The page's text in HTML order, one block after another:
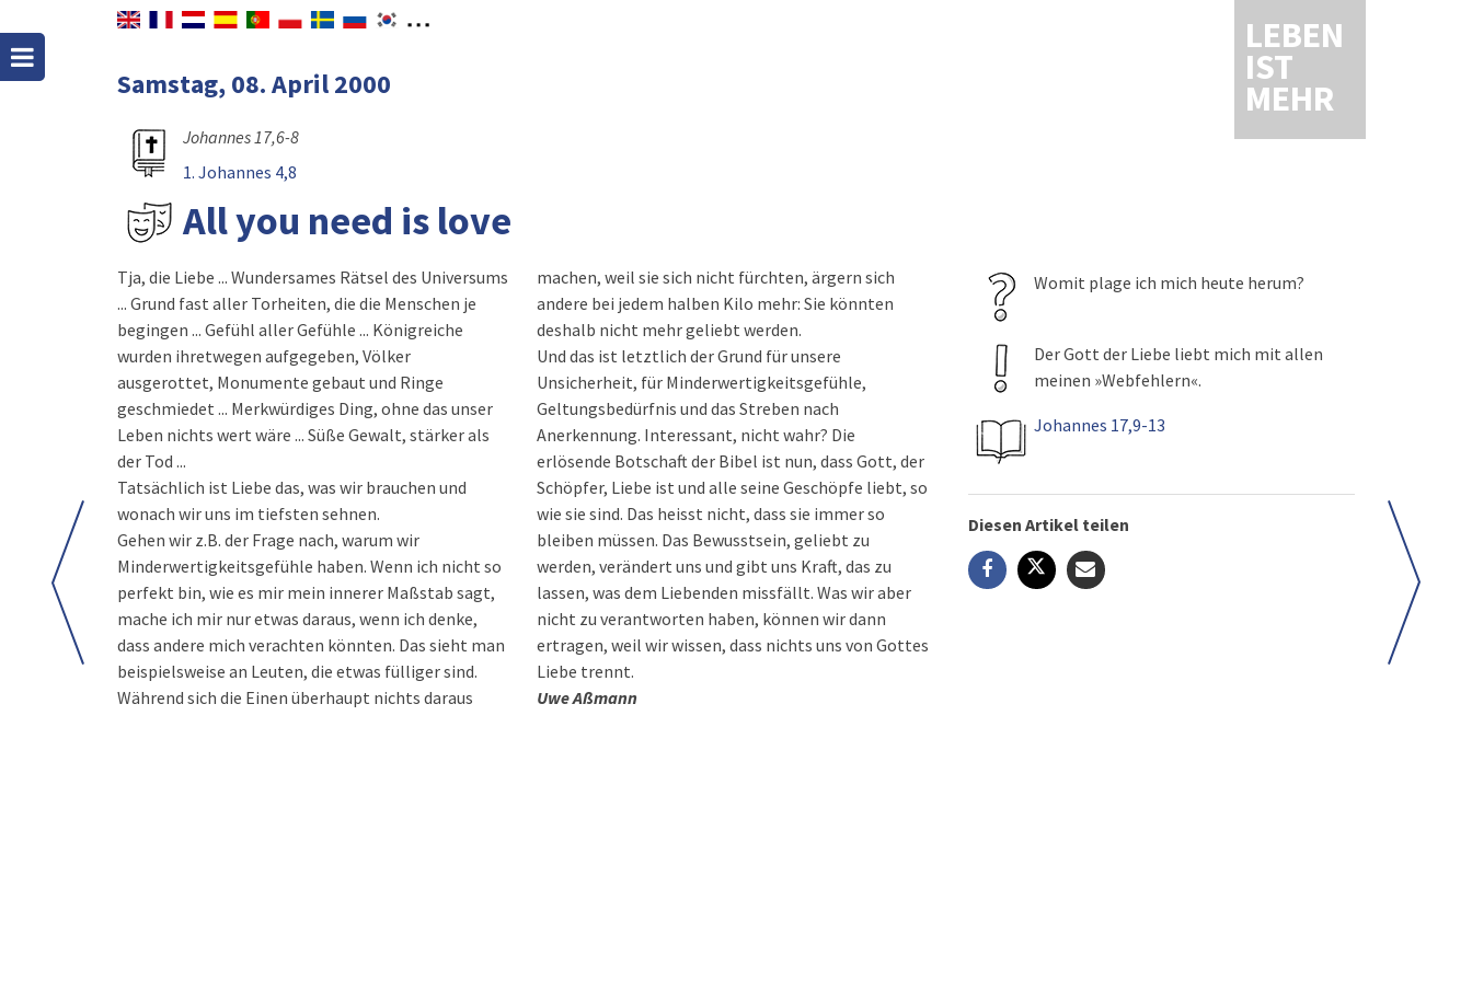
LEBEN
IST
MEHR
Samstag, 08. April 2000
Johannes 17,6-8
1. Johannes 4,8
All you need is love
Tja, die Liebe ... Wundersames Rätsel des Universums
... Grund fast aller Torheiten, die die Menschen je
begingen ... Gefühl aller Gefühle ... Königreiche
wurden ihretwegen aufgegeben, Völker
ausgerottet, Monumente gebaut und Ringe
geschmiedet ... Merkwürdiges Ding, ohne das unser
Leben nichts wert wäre ... Süße Gewalt, stärker als
der Tod ...
Tatsächlich ist Liebe das, was wir brauchen und
wonach wir uns im tiefsten sehnen.
Gehen wir z.B. der Frage nach, warum wir
Minderwertigkeitsgefühle haben. Wenn ich nicht so
perfekt bin, wie es mir mein innerer Maßstab sagt,
mache ich mir nur etwas daraus, wenn ich denke,
dass andere mich verachten könnten. Das sieht man
beispielsweise an Leuten, die etwas fülliger sind.
Während sich die Einen überhaupt nichts daraus
machen, weil sie sich nicht fürchten, ärgern sich
andere bei jedem halben Kilo mehr: Sie könnten
deshalb nicht mehr geliebt werden.
Und das ist letztlich der Grund für unsere
Unsicherheit, für Minderwertigkeitsgefühle,
Geltungsbedürfnis und das Streben nach
Anerkennung. Interessant, nicht wahr? Die
erlösende Botschaft der Bibel ist nun, dass Gott, der
Schöpfer, Liebe ist und alle seine Geschöpfe liebt, so
wie sie sind. Das heisst nicht, dass sie immer so
bleiben müssen. Das Bewusstsein, geliebt zu
werden, verändert uns und gibt uns Kraft, das zu
lassen, was dem Liebenden missfällt. Was wir aber
nicht zu verantworten haben, können wir dann
ertragen, weil wir wissen, dass nichts uns von Gottes
Liebe trennt.
Uwe Aßmann
Womit plage ich mich heute herum?
Der Gott der Liebe liebt mich mit allen
meinen »Webfehlern«.
Johannes 17,9-13
Diesen Artikel teilen